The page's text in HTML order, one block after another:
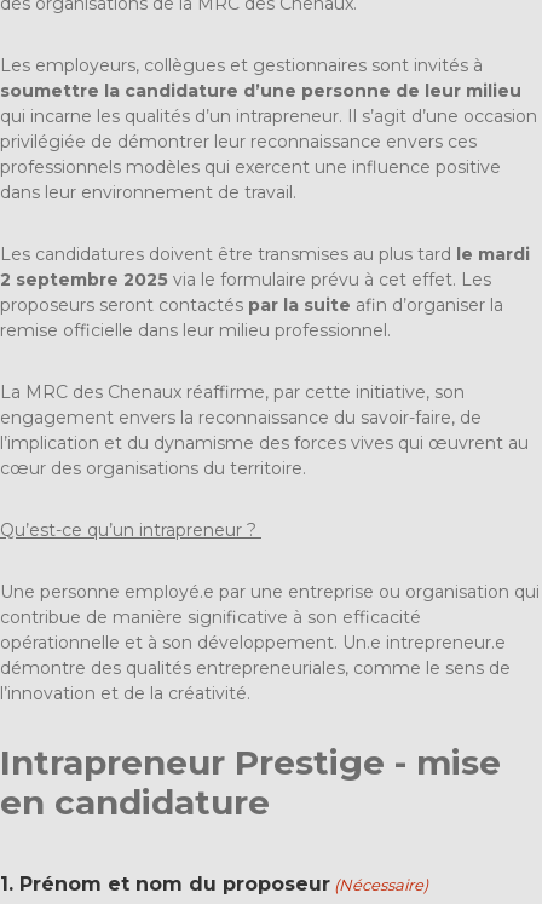
Les employeurs, collègues et gestionnaires sont invités à
soumettre la candidature d’une personne de leur milieu
qui incarne les qualités d’un intrapreneur. Il s’agit d’une occasion
privilégiée de démontrer leur reconnaissance envers ces
professionnels modèles qui exercent une influence positive
dans leur environnement de travail.
Les candidatures doivent être transmises au plus tard le mardi
2 septembre 2025 via le formulaire prévu à cet effet. Les
proposeurs seront contactés par la suite afin d’organiser la
remise officielle dans leur milieu professionnel.
La MRC des Chenaux réaffirme, par cette initiative, son
engagement envers la reconnaissance du savoir-faire, de
l’implication et du dynamisme des forces vives qui œuvrent au
cœur des organisations du territoire.
Qu’est-ce qu’un intrapreneur ?
Une personne employé.e par une entreprise ou organisation qui
contribue de manière significative à son efficacité
opérationnelle et à son développement. Un.e intrepreneur.e
démontre des qualités entrepreneuriales, comme le sens de
l’innovation et de la créativité.
Intrapreneur Prestige - mise
en candidature
1. Prénom et nom du proposeur (Nécessaire)